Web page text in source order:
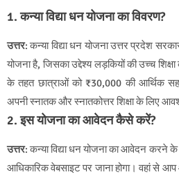
1. कन्या विद्या धन योजना का विवरण?
उत्तर: कन्या विद्या धन योजना उत्तर प्रदेश
योजना है, जिसका उद्देश्य लड़कियों की उच्च
के तहत छात्राओं को ₹30,000 की आर्थिक
अपनी स्नातक और स्नातकोत्तर शिक्षा के लिए
2. इस योजना का आवेदन कैसे करें?
उत्तर: कन्या विद्या धन योजना का आवेदन करने
आधिकारिक वेबसाइट पर जाना होगा। वहां से